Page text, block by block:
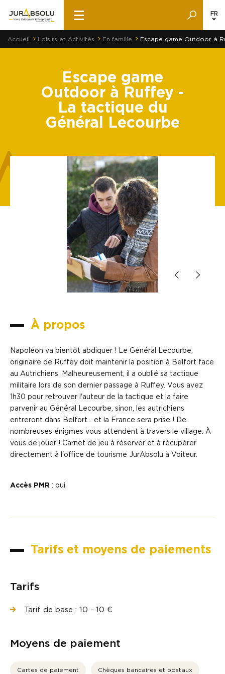
FR
Accueil Loisirs et Activités En famille Escape game Outdoor à
Escape game
Outdoor à Ruffey -
La tactique du
Général Lecourbe
À propos
Napoléon va bientôt abdiquer ! Le Général Lecourbe,
originaire de Ruffey doit maintenir la position à Belfort face
au Autrichiens. Malheureusement, il a oublié sa tactique
militaire lors de son dernier passage à Ruffey. Vous avez
1h30 pour retrouver l'auteur de la tactique et la faire
parvenir au Général Lecourbe, sinon, les autrichiens
entreront dans Belfort... et la France sera prise ! De
nombreuses énigmes vous attendent à travers le village. À
vous de jouer ! Carnet de jeu à réserver et à récupérer
directement à l'office de tourisme JurAbsolu à Voiteur.
Accès PMR : oui
Tarifs et moyens de paiements
Tarifs
Tarif de base : 10 - 10 €
Moyens de paiement
Cartes de paiement Chèques bancaires et postaux